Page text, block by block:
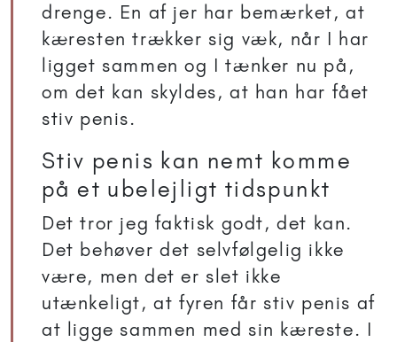
drenge. En af jer har bemærket, at
kæresten trækker sig væk, når I har
ligget sammen og I tænker nu på,
om det kan skyldes, at han har fået
stiv penis.
Stiv penis kan nemt komme
på et ubelejligt tidspunkt
Det tror jeg faktisk godt, det kan.
Det behøver det selvfølgelig ikke
være, men det er slet ikke
utænkeligt, at fyren får stiv penis af
at ligge sammen med sin kæreste. I